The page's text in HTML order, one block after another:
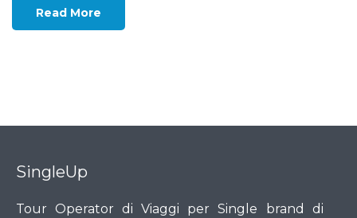
Read More
SingleUp
Tour Operator di Viaggi per Single brand di